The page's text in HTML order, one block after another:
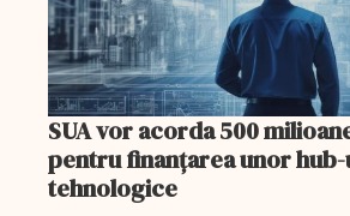
SUA vor acorda 500
pentru finanțarea unor
tehnologice